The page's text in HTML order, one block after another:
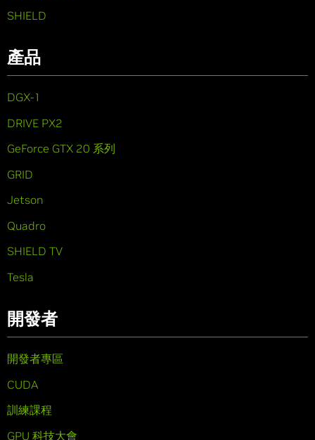
SHIELD
產品
DGX-1
DRIVE PX2
GeForce GTX 20 系列
GRID
Jetson
Quadro
SHIELD TV
Tesla
開發者
開發者專區
CUDA
訓練課程
GPU 科技大會